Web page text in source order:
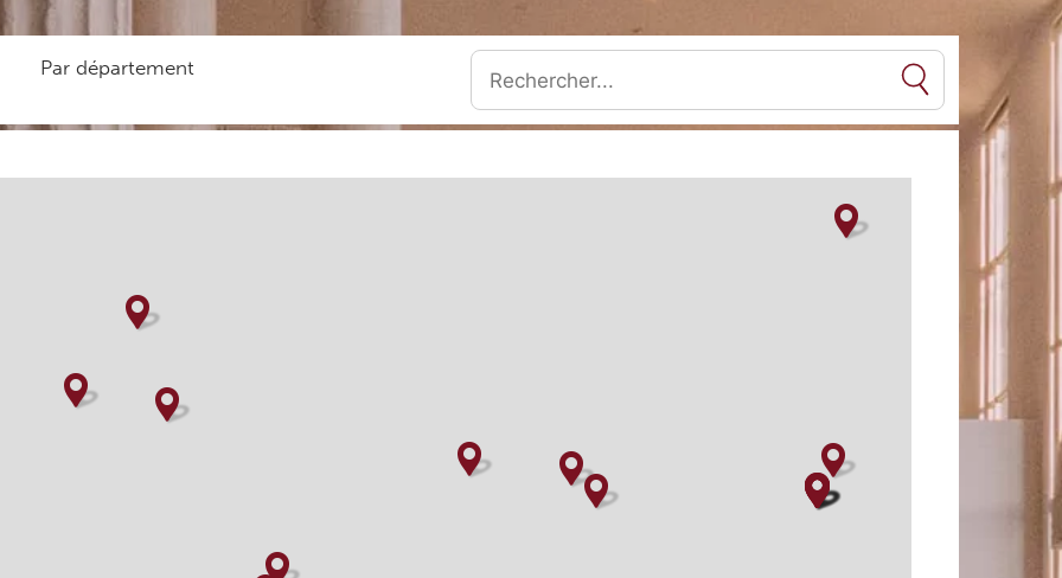
Par département
Quand les résultats de l'auto-complétion sont disponibles, utilisez les